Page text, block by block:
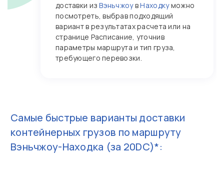
доставки изВэньчжоувНаходкуможно
посмотреть, выбрав подходящий
вариант в результатах расчета или на
странице Расписание, уточнив
параметры маршрута и тип груза,
требующего перевозки.
Самые быстрые варианты доставки
контейнерных грузов по маршруту
Вэньчжоу-Находка (за 20DC)*: